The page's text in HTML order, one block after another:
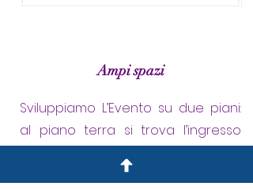
Ampi spazi
Sviluppiamo L’Evento su due piani:
al piano terra si trova l’ingresso
brochure riepilogativa con tutti gli